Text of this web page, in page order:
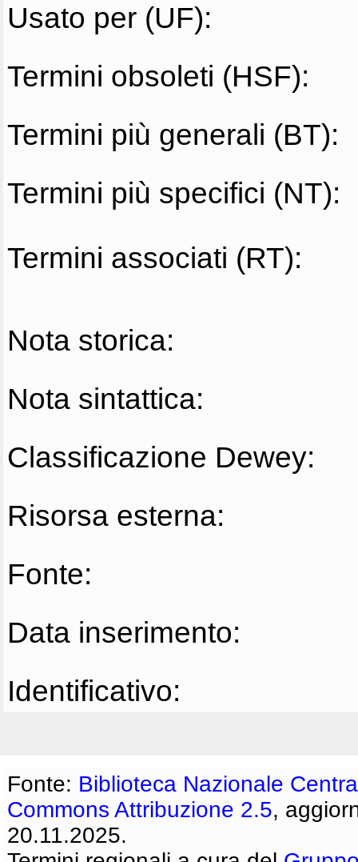
Usato per (UF):
Termini obsoleti (HSF):
Termini più generali (BT):
Termini più specifici (NT):
Termini associati (RT):
Nota storica:
Nota sintattica:
Classificazione Dewey:
Risorsa esterna:
Fonte:
Data inserimento:
Identificativo:
Fonte: Biblioteca Nazionale
Commons Attribuzione 2.5,
20.11.2025.